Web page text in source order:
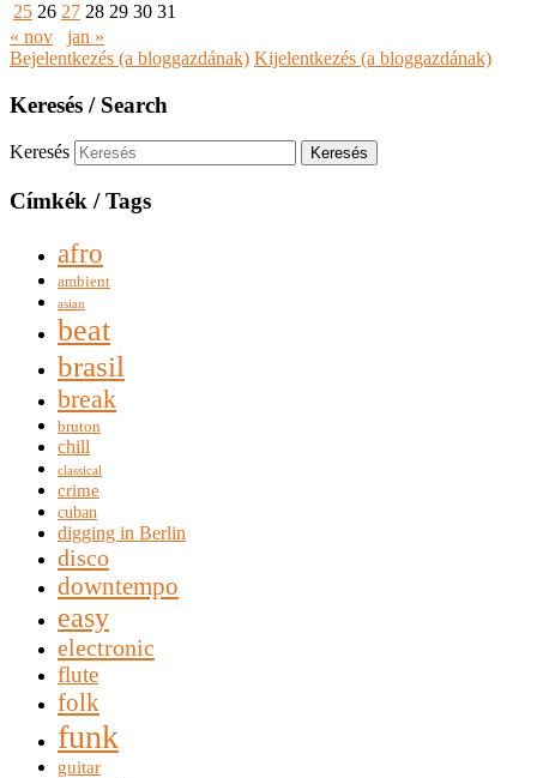
25 26 27 28 29 30 31
« nov
jan »
Bejelentkezés (a bloggazdának) Kijelentkezés (a bloggazdának)
Keresés / Search
Keresés
Címkék / Tags
afro
ambient
asian
beat
brasil
break
bruton
chill
classical
crime
cuban
digging in Berlin
disco
downtempo
easy
electronic
flute
folk
funk
guitar